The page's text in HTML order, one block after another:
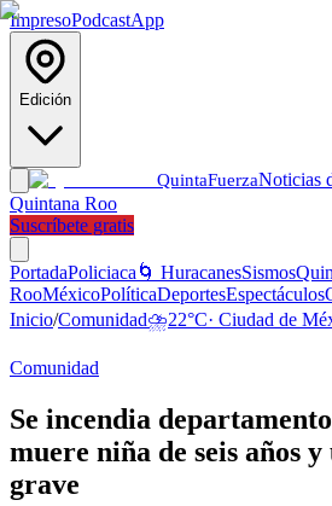
ImpresoPodcastApp
Edición
QuintaFuerzaNoticias
Quintana Roo
Suscríbete gratis
PortadaPoliciaca 🌀 HuracanesSismos
RooMéxicoPolíticaDeportesEspectáculos
Inicio/Comunidad⛈️22°C· Ciudad de
Comunidad
Se incendia
muere niña de seis años y
grave